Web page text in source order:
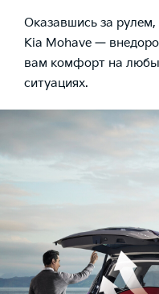
Оказавшись за
Kia Mohave —
вам комфорт на
ситуациях.